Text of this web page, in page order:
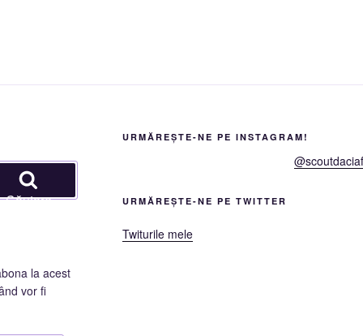
Căutare
la acest
vor fi
URMĂREȘTE-NE PE INSTAGRAM!
URMĂREȘTE-NE PE TWITTER
Twiturile mele